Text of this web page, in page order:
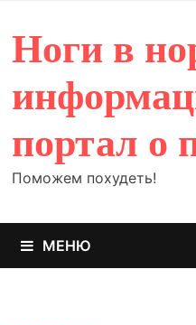
содержимому
Ноги в
портал о
Поможем похудеть!
МЕНЮ